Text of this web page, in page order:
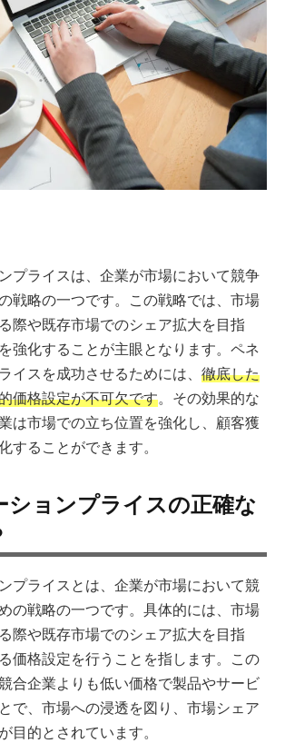
プライスは、企業が市場において競争
戦略の一つです。この戦略では、市場
際や既存市場でのシェア拡大を目指
強化することが主眼となります。ペネ
イスを成功させるためには、 徹底した
価格設定が不可欠です。その効果的な
は市場での立ち位置を強化し、顧客獲
することができます。
ションプライスの正確な
プライスとは、企業が市場において競
の戦略の一つです。具体的には、市場
際や既存市場でのシェア拡大を目指
価格設定を行うことを指します。この
合企業よりも低い価格で製品やサービ
で、市場への浸透を図り、市場シェア
目的とされています。